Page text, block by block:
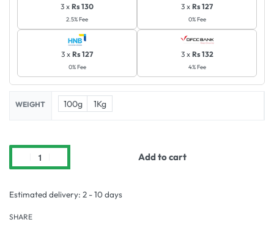
3 x Rs 130
2.5% Fee
3 x Rs 127
0% Fee
3 x Rs 127
0% Fee
3 x Rs 132
4% Fee
WEIGHT 100g 1Kg
Add to cart
Estimated delivery: 2 - 10 days
SHARE